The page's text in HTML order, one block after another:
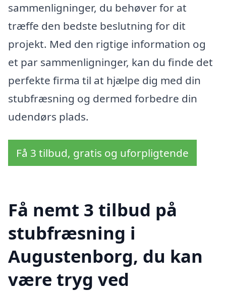
sammenligninger, du behøver for at
træffe den bedste beslutning for dit
projekt. Med den rigtige information og
et par sammenligninger, kan du finde det
perfekte firma til at hjælpe dig med din
stubfræsning og dermed forbedre din
udendørs plads.
Få 3 tilbud, gratis og uforpligtende
Få nemt 3 tilbud på
stubfræsning i
Augustenborg, du kan
være tryg ved